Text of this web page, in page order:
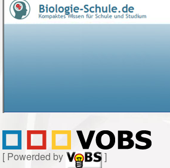
[ Powerded by ]